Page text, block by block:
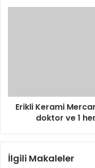
Erikli Kerami
doktor ve 1
İlgili Makaleler